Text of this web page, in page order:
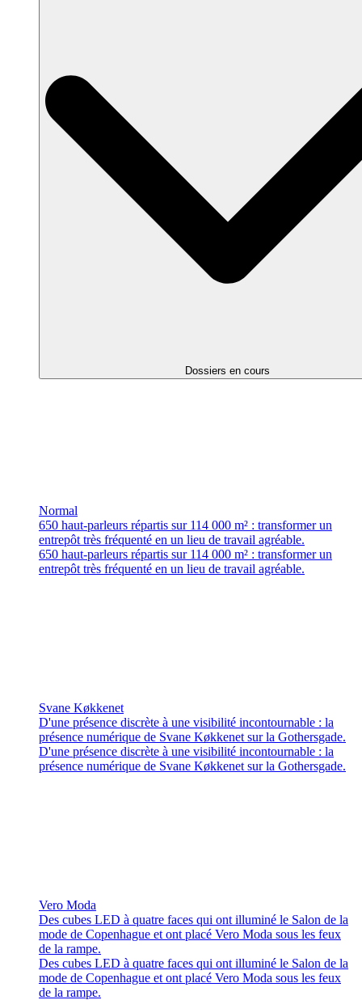
Dossiers en cours
Normal
650 haut-parleurs répartis sur 114 000 m² : transformer un
entrepôt très fréquenté en un lieu de travail agréable.
650 haut-parleurs répartis sur 114 000 m² : transformer un
entrepôt très fréquenté en un lieu de travail agréable.
Svane Køkkenet
D'une présence discrète à une visibilité incontournable : la
présence numérique de Svane Køkkenet sur la Gothersgade.
D'une présence discrète à une visibilité incontournable : la
présence numérique de Svane Køkkenet sur la Gothersgade.
Vero Moda
Des cubes LED à quatre faces qui ont illuminé le Salon de la
mode de Copenhague et ont placé Vero Moda sous les feux
de la rampe.
Des cubes LED à quatre faces qui ont illuminé le Salon de la
mode de Copenhague et ont placé Vero Moda sous les feux
de la rampe.